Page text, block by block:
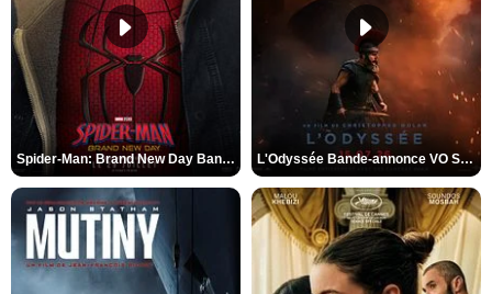
Spider-Man: Brand New Day Bande-annonce VO STFR L'Odyssée Bande-annonce VO STFR